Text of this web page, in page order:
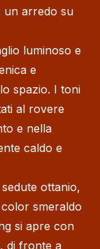
un arredo su
luminoso e
e
spazio. I toni
al rovere
e nella
caldo e
ottanio,
smeraldo
si apre con
di fronte a